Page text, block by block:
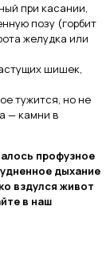
при касании,
позу (горбит
желудка или
шишек,
тужится, но не
— камни в
профузное
дыхание
вздулся живот
в наш